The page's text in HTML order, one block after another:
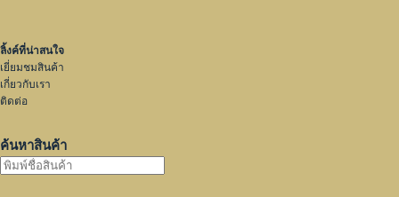
ลิ้งค์ที่น่าสนใจ
เยี่ยมชมสินค้า
เกี่ยวกับเรา
ติดต่อ
ค้นหาสินค้า